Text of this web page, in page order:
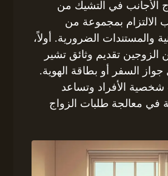
الأجانب في التشيك من
الالتزام بمجموعة من
والمستندات الضرورية. أولاً،
تقديم وثائق تشير
جواز السفر أو بطاقة الهوية.
شخصية الأفراد وتساعد
في معالجة طلبات الزواج